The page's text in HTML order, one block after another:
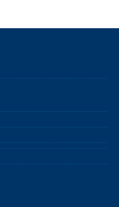
Lokasi